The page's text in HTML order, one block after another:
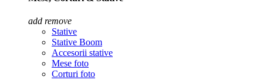
add remove
Stative
Stative Boom
Accesorii stative
Mese foto
Corturi foto